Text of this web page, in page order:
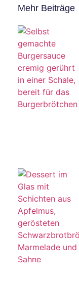
Mehr Beiträge